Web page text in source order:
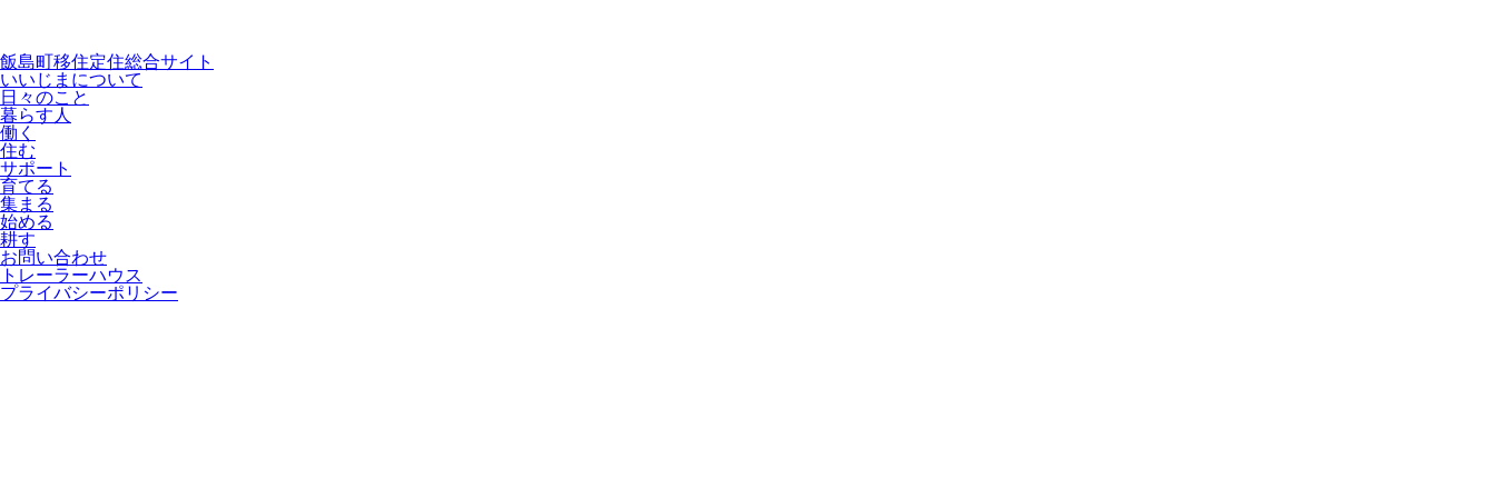
飯島町移住定住総合サイト
いいじまについて
日々のこと
暮らす人
働く
住む
サポート
育てる
集まる
始める
耕す
お問い合わせ
トレーラーハウス
プライバシーポリシー